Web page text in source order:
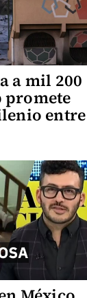
a mil 200
promete
entre